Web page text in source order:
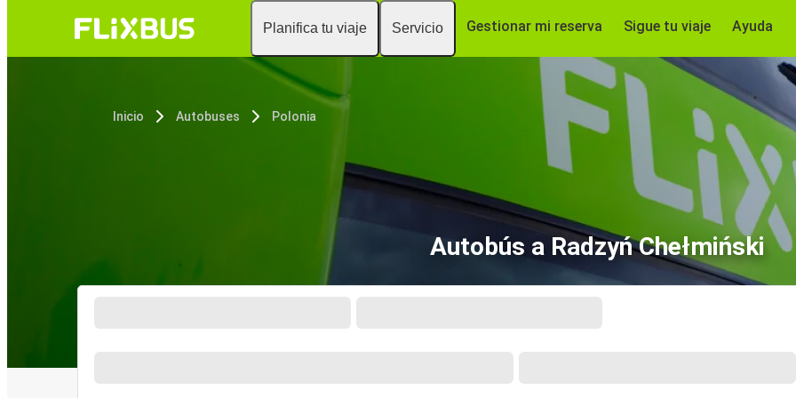
Planifica tu viaje Servicio Gestionar mi reserva Sigue tu viaje Ayuda
Inicio Autobuses Polonia
Autobús a Radzyń Chełmiński